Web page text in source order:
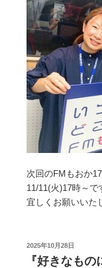
次回のFMもおか
11/11(火)17時～で
宜しくお願いいた
投
2025年10月28日
『好きなも